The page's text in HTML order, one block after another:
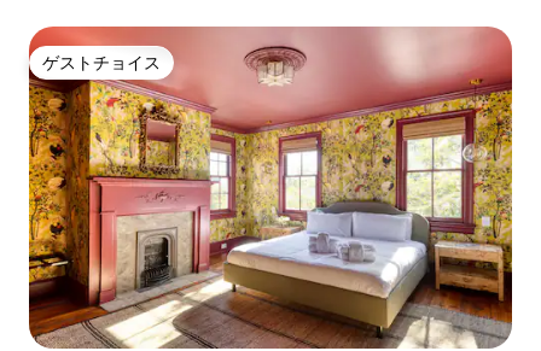
ゲストチョイス
ゲストチョイス